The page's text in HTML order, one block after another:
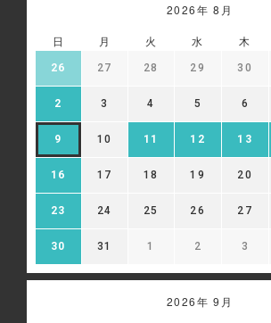
2026年 8月
日 月 火 水 木
26 27 28 29 30
2 3 4 5 6
9 10 11 12 13
16 17 18 19 20
23 24 25 26 27
30 31 1 2 3
2026年 9月